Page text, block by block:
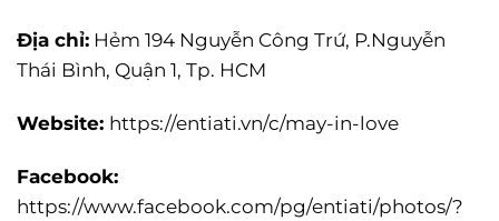
Địa chỉ: Hẻm 194 Nguyễn Công Trứ, P.Nguyễn
Thái Bình, Quận 1, Tp. HCM
Website: https://entiati.vn/c/may-in-love
Facebook:
https://www.facebook.com/pg/entiati/photos/?